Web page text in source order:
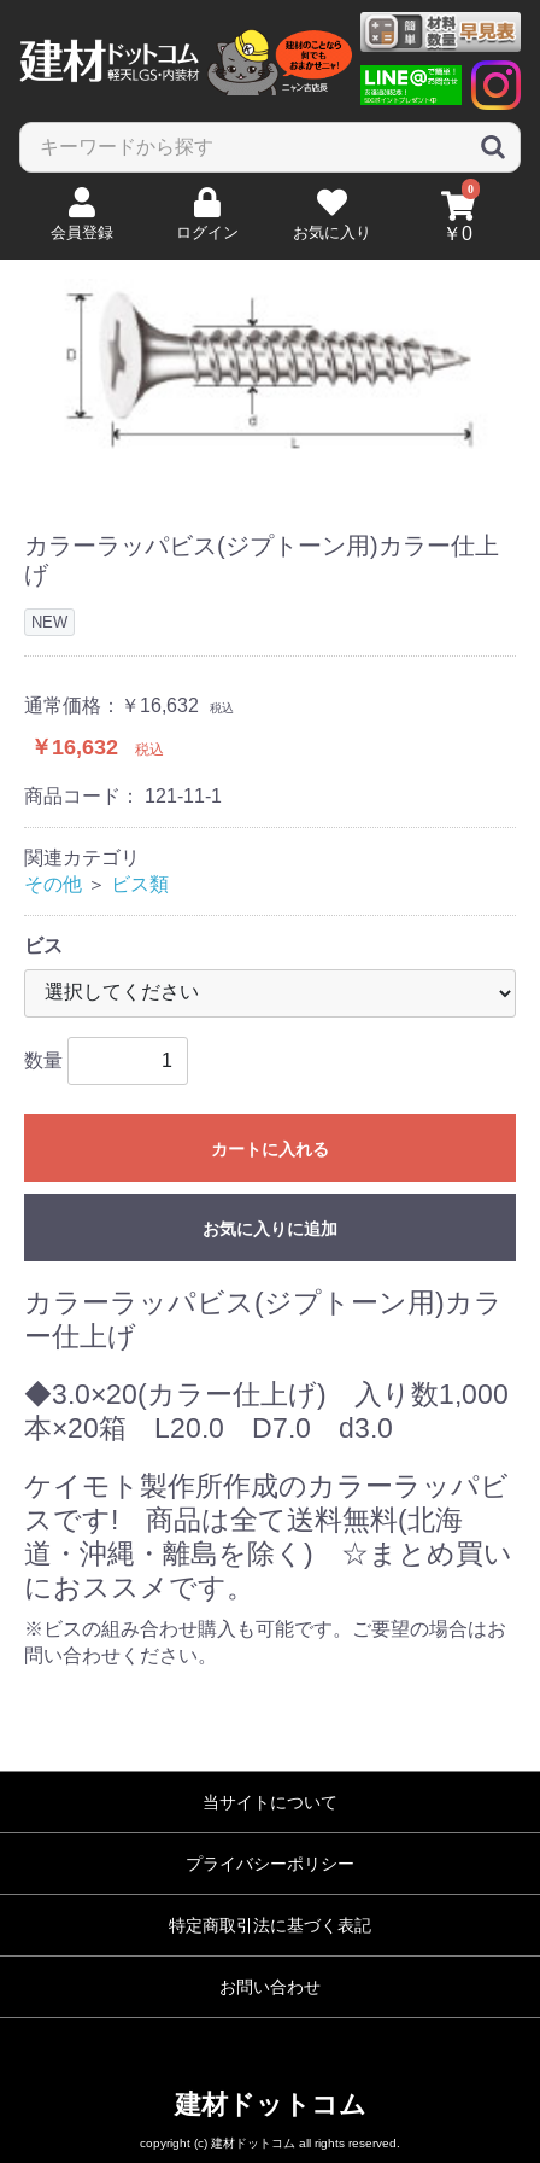
会員登録 ログイン お気に入り
0
￥0
カラーラッパビス(ジプトーン用)カラー仕上
げ
NEW
通常価格： ￥16,632 税込
￥16,632 税込
商品コード： 121-11-1
関連カテゴリ
その他 ＞ ビス類
ビス
数量
カートに入れる
お気に入りに追加
カラーラッパビス(ジプトーン用)カラ
ー仕上げ
◆3.0×20(カラー仕上げ) 入り数1,000
本×20箱 L20.0 D7.0 d3.0
ケイモト製作所作成のカラーラッパビ
スです! 商品は全て送料無料(北海
道・沖縄・離島を除く) ☆まとめ買い
におススメです。
※ビスの組み合わせ購入も可能です。ご要望の場合はお
問い合わせください。
当サイトについて
プライバシーポリシー
特定商取引法に基づく表記
お問い合わせ
建材ドットコム
copyright (c) 建材ドットコム all rights reserved.